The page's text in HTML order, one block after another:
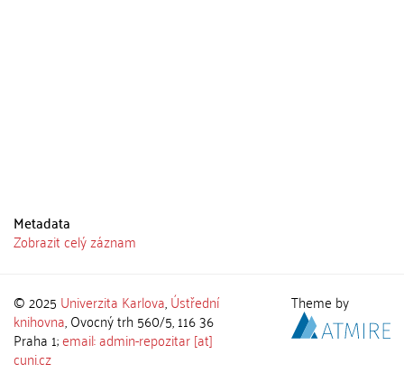
Metadata
Zobrazit celý záznam
© 2025 Univerzita Karlova,Ústřední
knihovna, Ovocný trh 560/5, 116 36
Praha 1;email: admin-repozitar [at]
cuni.cz
Theme by